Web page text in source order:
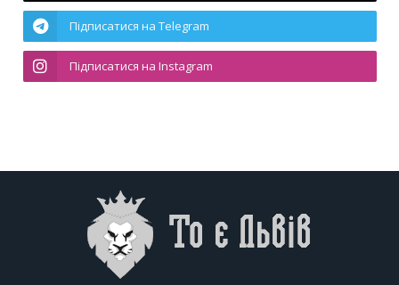
Підписатися на Telegram
Підписатися на Instagram